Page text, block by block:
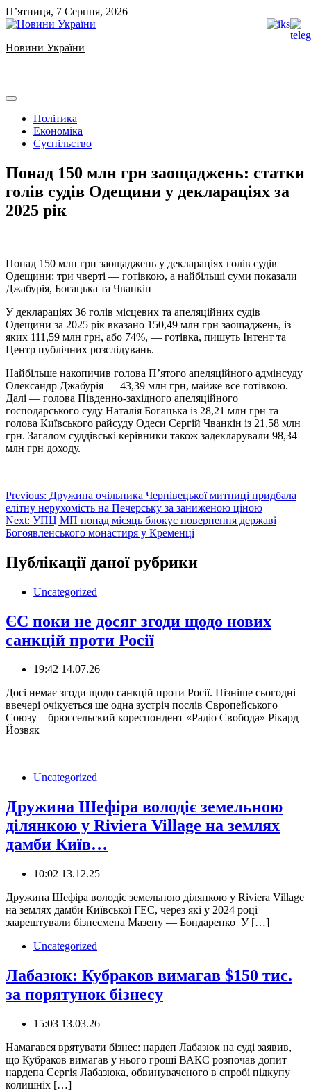
Skip
to
П’ятниця, 7 Серпня, 2026
Новини України
Політика
Економіка
Суспільство
Понад 150 млн грн заощаджень: статки
голів судів Одещини у деклараціях за
2025 рік
️Понад 150 млн грн заощаджень у деклараціях голів судів
Одещини: три чверті — готівкою, а найбільші суми показали
Джабурія, Богацька та Чванкін
У деклараціях 36 голів місцевих та апеляційних судів
Одещини за 2025 рік вказано 150,49 млн грн заощаджень, із
яких 111,59 млн грн, або 74%, — готівка, пишуть Інтент та
Центр публічних розслідувань.
️Найбільше накопичив голова П’ятого апеляційного адмінсуду
Олександр Джабурія — 43,39 млн грн, майже все готівкою.
Далі — голова Південно-західного апеляційного
господарського суду Наталія Богацька із 28,21 млн грн та
голова Київського райсуду Одеси Сергій Чванкін із 21,58 млн
грн. Загалом суддівські керівники також задекларували 98,34
млн грн доходу.
Навігація
записів
Previous: Дружина очільника Чернівецької митниці придбала
елітну нерухомість на Печерську за заниженою ціною
Next: УПЦ МП понад місяць блокує повернення державі
Богоявленського монастиря у Кременці
Публікації даної рубрики
Uncategorized
ЄС поки не досяг згоди щодо нових
санкцій проти Росії
19:42 14.07.26
Досі немає згоди щодо санкцій проти Росії. Пізніше сьогодні
ввечері очікується ще одна зустріч послів Європейського
Союзу – брюссельский кореспондент «Радіо Свобода» Рікард
Йозвяк
Uncategorized
Дружина Шефіра володіє земельною
ділянкою у Riviera Village на землях
дамби Київ…
10:02 13.12.25
Дружина Шефіра володіє земельною ділянкою у Riviera Village
на землях дамби Київської ГЕС, через які у 2024 році
заарештували бізнесмена Мазепу — Бондаренко ️ У […]
Uncategorized
Лабазюк: Кубраков вимагав $150 тис.
за порятунок бізнесу
15:03 13.03.26
️Намагався врятувати бізнес: нардеп Лабазюк на суді заявив,
що Кубраков вимагав у нього гроші ВАКС розпочав допит
нардепа Сергія Лабазюка, обвинуваченого в спробі підкупу
колишніх […]